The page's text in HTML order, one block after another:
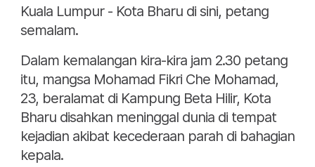
Kuala Lumpur - Kota Bharu di sini, petang
semalam.
Dalam kemalangan kira-kira jam 2.30 petang
itu, mangsa Mohamad Fikri Che Mohamad,
23, beralamat di Kampung Beta Hilir, Kota
Bharu disahkan meninggal dunia di tempat
kejadian akibat kecederaan parah di bahagian
kepala.